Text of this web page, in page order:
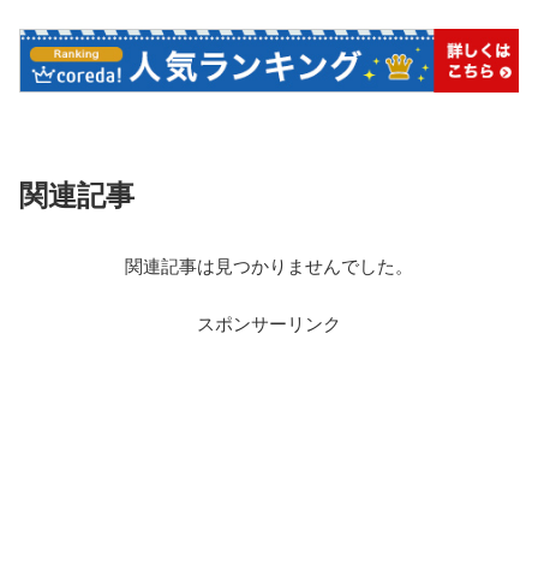
関連記事
関連記事は見つかりませんでした。
スポンサーリンク